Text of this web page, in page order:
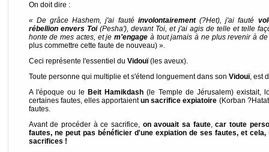
On doit dire :
« De grâce Hashem, j'ai fauté involontairement(?Het), j'ai fauté
rébellion envers Toi(Pesha'), devant Toi, et j'ai agis de telle et telle
honte de mes actes, et jem'engage à tout jamais à ne plus revenir à
plus commettre cette faute de nouveau) ».
Ceci représente l'essentiel du Vidouï(les aveux).
Toute personne qui multiplie et s'étend longuement dans son Vidouï, est
A l'époque ou le Beit Hamikdash (le Temple de Jérusalem) existait,
certaines fautes, elles apportaientun sacrifice expiatoire (Korban
fautes.
Avant de procéder à ce sacrifice, on avouait sa faute,car toute
fautes, ne peut pas bénéficier d'une expiation de ses fautes, et
sacrifices !